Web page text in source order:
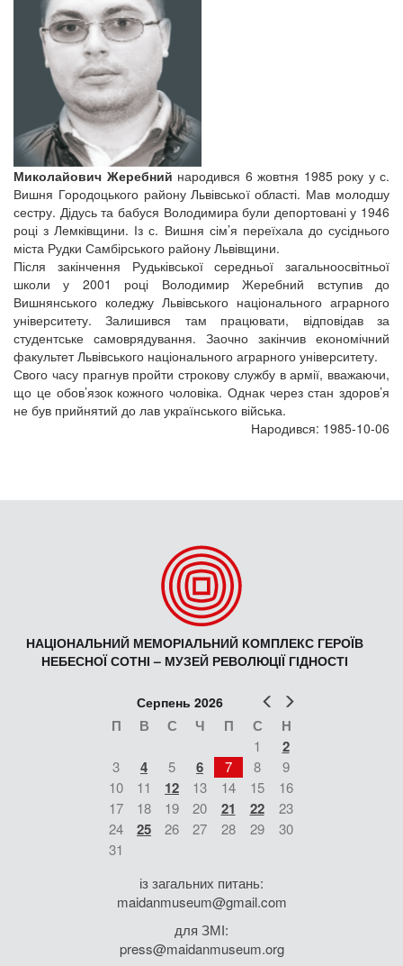
Миколайович Жеребний народився 6 жовтня 1985 року у с.
Вишня Городоцького району Львівської області. Мав молодшу
сестру. Дідусь та бабуся Володимира були депортовані у 1946
році з Лемківщини. Із с. Вишня сім’я переїхала до сусіднього
міста Рудки Самбірського району Львівщини.
Після закінчення Рудьківської середньої загальноосвітньої
школи у 2001 році Володимир Жеребний вступив до
Вишнянського коледжу Львівського національного аграрного
університету. Залишився там працювати, відповідав за
студентське самоврядування. Заочно закінчив економічний
факультет Львівського національного аграрного університету.
Свого часу прагнув пройти строкову службу в армії, вважаючи,
що це обов’язок кожного чоловіка. Однак через стан здоров’я
не був прийнятий до лав українського війська.
Народився: 1985-10-06
НАЦІОНАЛЬНИЙ МЕМОРІАЛЬНИЙ КОМПЛЕКС ГЕРОЇВ
НЕБЕСНОЇ СОТНІ – МУЗЕЙ РЕВОЛЮЦІЇ ГІДНОСТІ
Попер
Серпень 2026
П В С Ч П С Н
1 2
3 4 5 6 7 8
9
10
11 12 13 14 15
16
17
18 19 20 21 22
23
24
25 26 27 28 29
30
31
із загальних питань:
maidanmuseum@gmail.com
для ЗМІ:
press@maidanmuseum.org